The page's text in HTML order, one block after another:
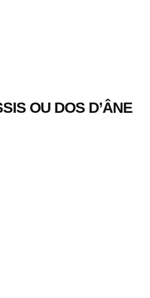
OU DOS D’ÂNE